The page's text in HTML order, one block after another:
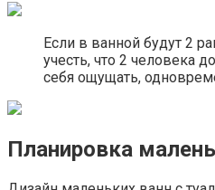
Если в ванной будут 2
учесть, что 2 человека
себя ощущать,
Планировка